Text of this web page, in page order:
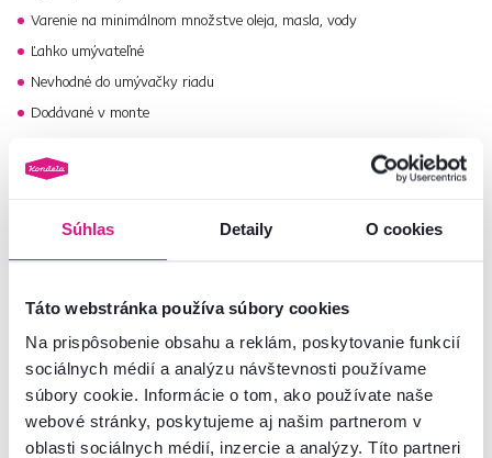
Súhlas Detaily O cookies
Táto webstránka používa súbory cookies
Na prispôsobenie obsahu a reklám, poskytovanie funkcií
sociálnych médií a analýzu návštevnosti používame
súbory cookie. Informácie o tom, ako používate naše
webové stránky, poskytujeme aj našim partnerom v
oblasti sociálnych médií, inzercie a analýzy. Títo partneri
Varenie na minimálnom množstve oleja, masla, vody
Ľahko umývateľné
Nevhodné do umývačky riadu
Dodávané v monte
V sérii KAROTE
Základné parametre
Rozmery a špecifikácie
Informácie o balení